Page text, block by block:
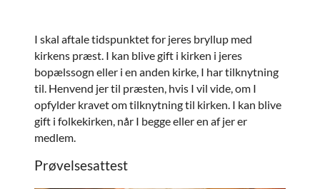
I skal aftale tidspunktet for jeres bryllup med
kirkens præst. I kan blive gift i kirken i jeres
bopælssogn eller i en anden kirke, I har tilknytning
til. Henvend jer til præsten, hvis I vil vide, om I
opfylder kravet om tilknytning til kirken. I kan blive
gift i folkekirken, når I begge eller en af jer er
medlem.
Prøvelsesattest